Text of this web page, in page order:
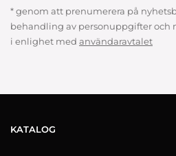
* genom att prenumerera på
behandling av personuppgifter och
i enlighet med användaravtalet
KATALOG